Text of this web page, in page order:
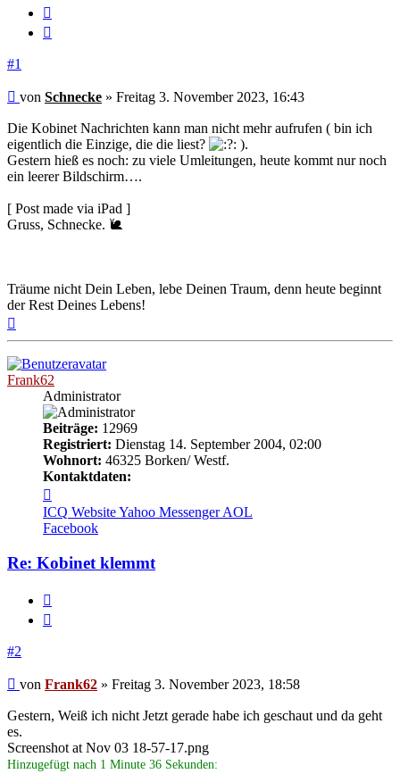
#1
Beitrag
von Schnecke » Freitag 3. November 2023, 16:43
Die Kobinet Nachrichten kann man nicht mehr aufrufen ( bin ich
eigentlich die Einzige, die die liest?
).
Gestern hieß es noch: zu viele Umleitungen, heute kommt nur noch
ein leerer Bildschirm….
[ Post made via iPad ]
Gruss, Schnecke. 🐌
Träume nicht Dein Leben, lebe Deinen Traum, denn heute beginnt
der Rest Deines Lebens!
Frank62
Administrator
Beiträge: 12969
Registriert: Dienstag 14. September 2004, 02:00
Wohnort: 46325 Borken/ Westf.
Kontaktdaten:
von
Frank62
ICQ WebsiteYahoo Messenger AOL
Facebook
Re: Kobinet klemmt
#2
Beitrag
von Frank62 » Freitag 3. November 2023, 18:58
Gestern, Weiß ich nicht Jetzt gerade habe ich geschaut und da geht
es.
Screenshot at Nov 03 18-57-17.png
Hinzugefügt nach 1 Minute 36 Sekunden: